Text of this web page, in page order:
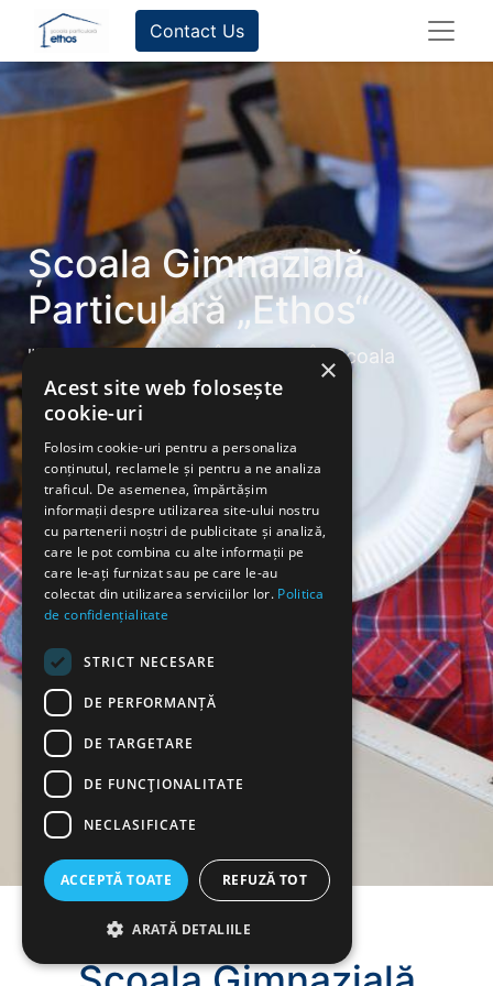
Contact Us
Școala Gimnazială
Particulară „Ethos“
"Descoperă, Învață, Înfruntă - În Școala
Noastră, Viitorul Tău Prinde ARIPI!"
Contactați-ne
×
Acest site web folosește
cookie-uri
Folosim cookie-uri pentru a personaliza
conținutul, reclamele și pentru a ne analiza
traficul. De asemenea, împărtășim
informații despre utilizarea site-ului nostru
cu partenerii noștri de publicitate și analiză,
care le pot combina cu alte informații pe
care le-ați furnizat sau pe care le-au
colectat din utilizarea serviciilor lor. Politica
de confidențialitate
STRICT NECESARE
DE PERFORMANȚĂ
DE TARGETARE
DE FUNCŢIONALITATE
NECLASIFICATE
ACCEPTĂ TOATE REFUZĂ TOT
ARATĂ DETALIILE